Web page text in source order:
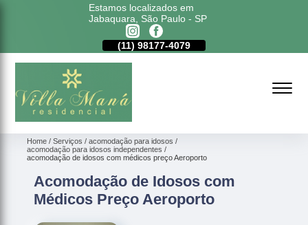
Estamos localizados em
Jabaquara, São Paulo - SP
(11) 98177-4079
Home Serviços
acomodação para idosos
acomodação para idosos independentes
acomodação de idosos com médicos preço Aeroporto
Acomodação de Idosos com
Médicos Preço Aeroporto